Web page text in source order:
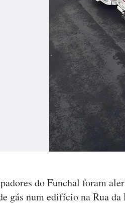
do Funchal foram
gás num edifício na Rua